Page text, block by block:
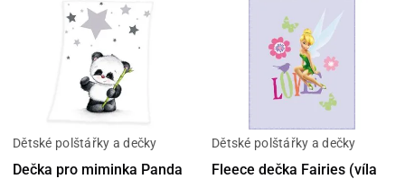
Dětské polštářky a dečky
Dečka pro miminka Panda
Dětské polštářky a dečky
Fleece dečka Fairies (víla